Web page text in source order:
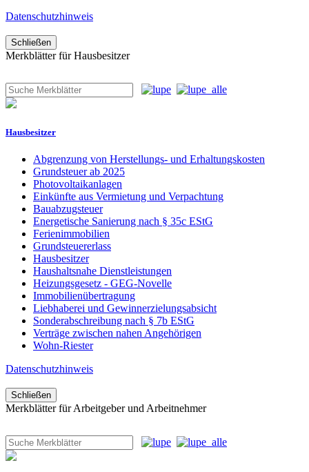
Datenschutzhinweis
Schließen
Merkblätter für Hausbesitzer
Hausbesitzer
Abgrenzung von Herstellungs- und Erhaltungskosten
Grundsteuer ab 2025
Photovoltaikanlagen
Einkünfte aus Vermietung und Verpachtung
Bauabzugsteuer
Energetische Sanierung nach § 35c EStG
Ferienimmobilien
Grundsteuererlass
Hausbesitzer
Haushaltsnahe Dienstleistungen
Heizungsgesetz - GEG-Novelle
Immobilienübertragung
Liebhaberei und Gewinnerzielungsabsicht
Sonderabschreibung nach § 7b EStG
Verträge zwischen nahen Angehörigen
Wohn-Riester
Datenschutzhinweis
Schließen
Merkblätter für Arbeitgeber und Arbeitnehmer